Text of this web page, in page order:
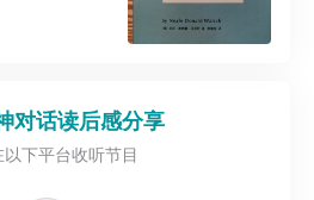
对话读后感分享
下平台收听节目